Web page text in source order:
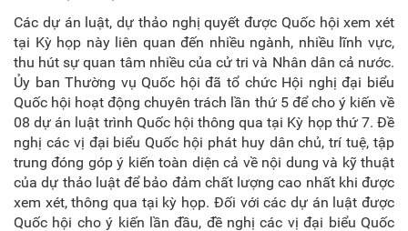
Các dự án luật, dự thảo nghị quyết được Quốc hội xem xét
tại Kỳ họp này liên quan đến nhiều ngành, nhiều lĩnh vực,
thu hút sự quan tâm nhiều của cử tri và Nhân dân cả nước.
Ủy ban Thường vụ Quốc hội đã tổ chức Hội nghị đại biểu
Quốc hội hoạt động chuyên trách lần thứ 5 để cho ý kiến về
08 dự án luật trình Quốc hội thông qua tại Kỳ họp thứ 7. Đề
nghị các vị đại biểu Quốc hội phát huy dân chủ, trí tuệ, tập
trung đóng góp ý kiến toàn diện cả về nội dung và kỹ thuật
của dự thảo luật để bảo đảm chất lượng cao nhất khi được
xem xét, thông qua tại kỳ họp. Đối với các dự án luật được
Quốc hội cho ý kiến lần đầu, đề nghị các vị đại biểu Quốc